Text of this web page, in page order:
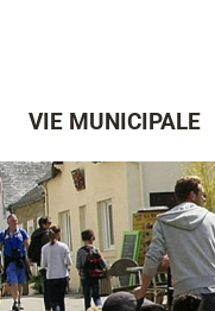
VIE MUNICIPALE